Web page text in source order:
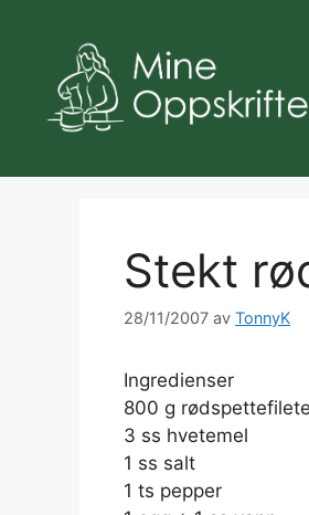
Stekt
28/11/2007 av TonnyK
Ingredienser
800 g
3 ss hvetemel
1 ss salt
1 ts pepper